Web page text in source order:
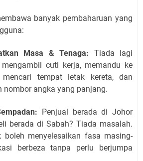
banyak pembaharuan yang
Masa & Tenaga: Tiada lagi
mengambil cuti kerja, memandu ke
tempat letak kereta, dan
nombor angka yang panjang.
Penjual berada di Johor
berada di Sabah? Tiada masalah.
boleh menyelesaikan fasa masing-
berbeza tanpa perlu berjumpa